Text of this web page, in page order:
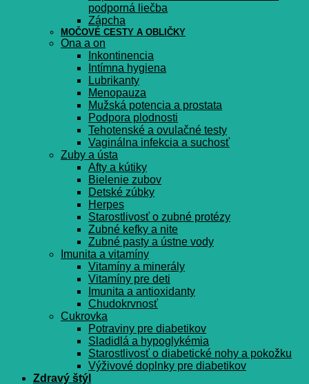
podporná liečba
Zápcha
MOČOVÉ CESTY A OBLIČKY
Ona a on
Inkontinencia
Intímna hygiena
Lubrikanty
Menopauza
Mužská potencia a prostata
Podpora plodnosti
Tehotenské a ovulačné testy
Vaginálna infekcia a suchosť
Zuby a ústa
Afty a kútiky
Bielenie zubov
Detské zúbky
Herpes
Starostlivosť o zubné protézy
Zubné kefky a nite
Zubné pasty a ústne vody
Imunita a vitamíny
Vitamíny a minerály
Vitamíny pre deti
Imunita a antioxidanty
Chudokrvnosť
Cukrovka
Potraviny pre diabetikov
Sladidlá a hypoglykémia
Starostlivosť o diabetické nohy a pokožku
Výživové doplnky pre diabetikov
Zdravý štýl